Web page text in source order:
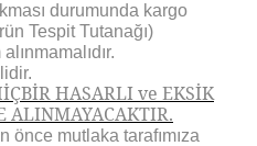
durumunda kargo
Tespit Tutanağı)
HASARLI ve EKSİK
ALINMAYACAKTIR.
önce mutlaka tarafımıza